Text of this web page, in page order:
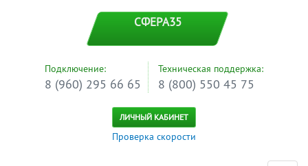
СФЕРА35
Подключение:
8 (960) 295 66 65
Техническая поддержка:
8 (800) 550 45 75
ЛИЧНЫЙ КАБИНЕТ
Проверка скорости